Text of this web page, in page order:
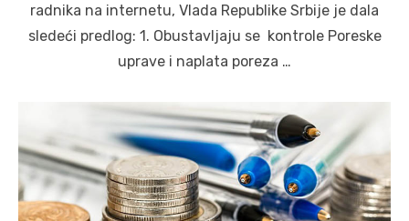
radnika na internetu, Vlada Republike Srbije je dala
sledeći predlog: 1. Obustavljaju se kontrole Poreske
uprave i naplata poreza …